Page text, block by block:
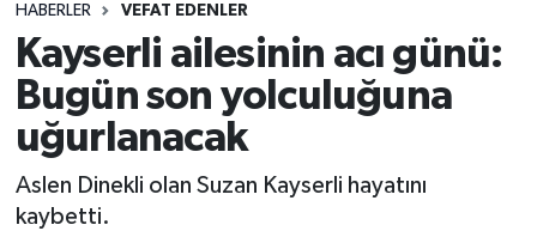
HABERLER VEFAT EDENLER
Kayserli ailesinin acı günü:
Bugün son yolculuğuna
uğurlanacak
Aslen Dinekli olan Suzan Kayserli hayatını
kaybetti.
Ulusal Haberler
Vefat Edenler